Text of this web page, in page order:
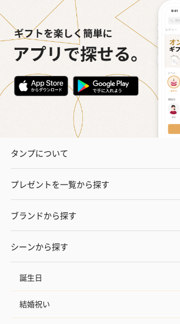
タンプについて
プレゼントを一覧から探す
ブランドから探す
シーンから探す
誕生日
結婚祝い